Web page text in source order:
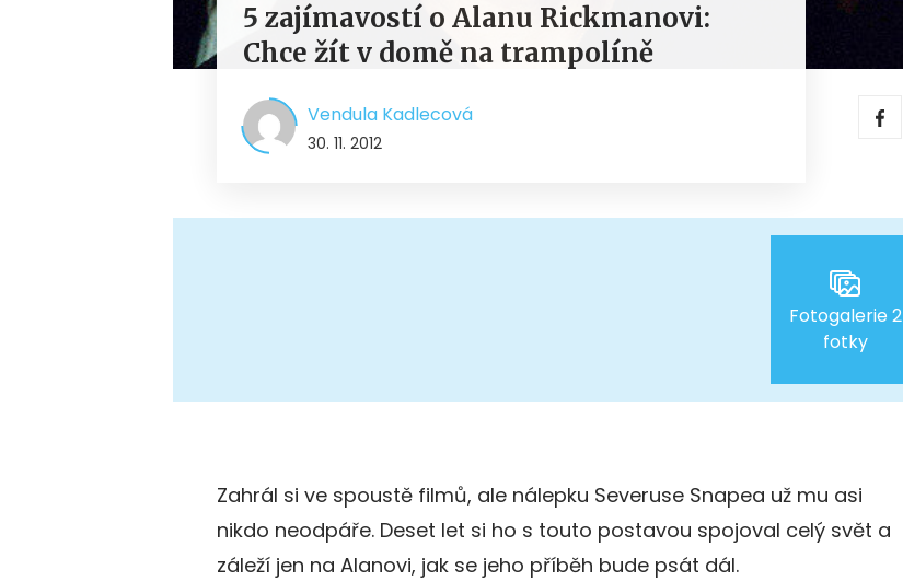
5 zajímavostí o Alanu Rickmanovi:
Chce žít v domě na trampolíně
Vendula Kadlecová
30. 11. 2012
Fotogalerie 2
fotky
Zahrál si ve spoustě filmů, ale nálepku Severuse Snapea už mu asi
nikdo neodpáře. Deset let si ho s touto postavou spojoval celý svět a
záleží jen na Alanovi, jak se jeho příběh bude psát dál.